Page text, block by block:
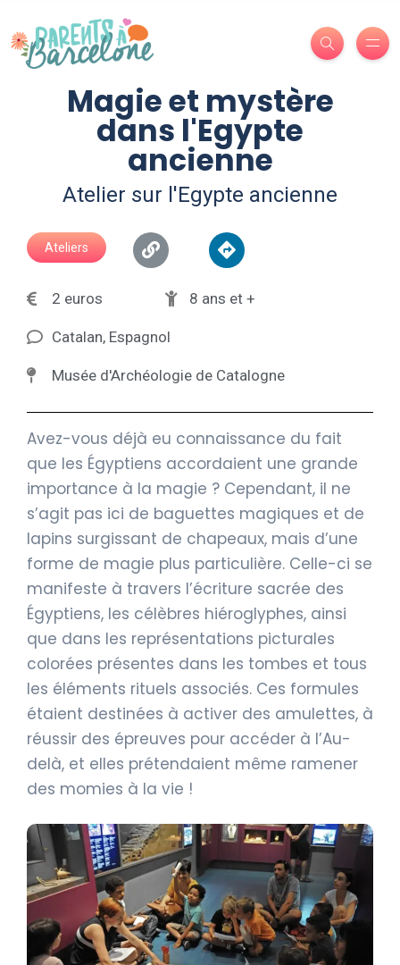
Magie et mystère
dans l'Egypte
ancienne
Atelier sur l'Egypte ancienne
Ateliers
2 euros 8 ans et +
Catalan, Espagnol
Musée d'Archéologie de Catalogne
Avez-vous déjà eu connaissance du fait
que les Égyptiens accordaient une grande
importance à la magie ? Cependant, il ne
s’agit pas ici de baguettes magiques et de
lapins surgissant de chapeaux, mais d’une
forme de magie plus particulière. Celle-ci se
manifeste à travers l’écriture sacrée des
Égyptiens, les célèbres hiéroglyphes, ainsi
que dans les représentations picturales
colorées présentes dans les tombes et tous
les éléments rituels associés. Ces formules
étaient destinées à activer des amulettes, à
réussir des épreuves pour accéder à l’Au-
delà, et elles prétendaient même ramener
des momies à la vie !